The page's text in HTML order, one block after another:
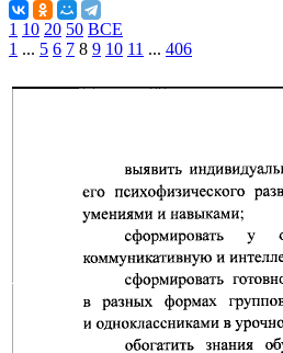
1 10 20 50 ВСЕ
1 ... 5 6 7 8 9 10 11 ... 406